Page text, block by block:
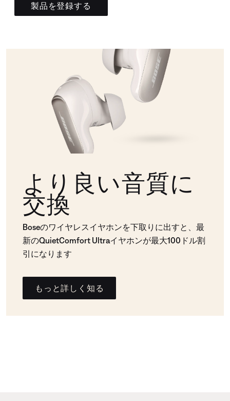
製品を登録する
より良い音質に
交換
Boseのワイヤレスイヤホンを下取りに出すと、最
新のQuietComfort Ultraイヤホンが最大100ドル割
引になります
もっと詳しく知る